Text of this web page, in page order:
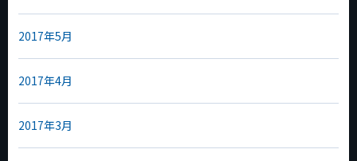
2017年5月
2017年4月
2017年3月